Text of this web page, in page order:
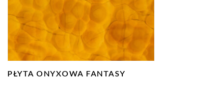
PŁYTA ONYXOWA FANTASY